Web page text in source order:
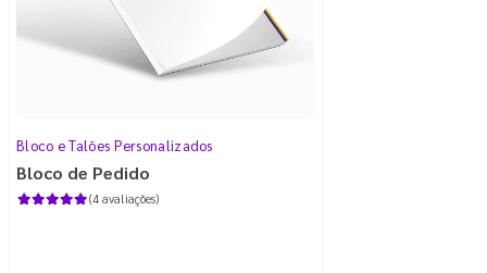
Bloco e Talões Personalizados
Bloco de Pedido
(4 avaliações)